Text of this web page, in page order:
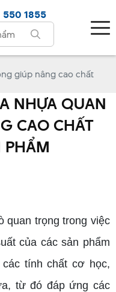
550 1855
giúp nâng cao chất
NHỰA QUAN
CAO CHẤT
PHẨM
quan trọng trong việc
của các sản phẩm
tính chất cơ học,
từ đó đáp ứng các